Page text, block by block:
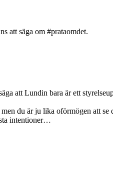
att säga om #prataomdet.
att Lundin bara är ett
du är ju lika oförmögen att se
intentioner…